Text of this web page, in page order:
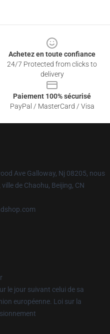
Achetez en toute confiance
24/7 Protected from clicks to
delivery
Paiement 100% sécurisé
PayPal / MasterCard / Visa
Ave Galloway, Nj 08205, nous
de Chaohu, Beijing, CN
le jour suivant celui de sa
européenne. Loi sur la